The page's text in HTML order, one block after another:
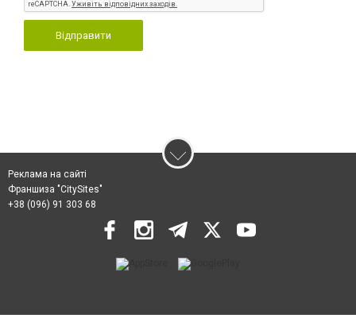
Відправити
Реклама на сайті
Франшиза "CitySites"
+38 (096) 91 303 68